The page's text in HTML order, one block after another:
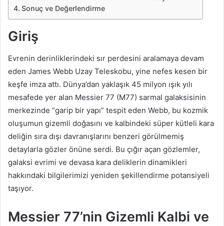
Sonuç ve Değerlendirme
Giriş
Evrenin derinliklerindeki sır perdesini aralamaya devam
eden James Webb Uzay Teleskobu, yine nefes kesen bir
keşfe imza attı. Dünya’dan yaklaşık 45 milyon ışık yılı
mesafede yer alan Messier 77 (M77) sarmal galaksisinin
merkezinde “garip bir yapı” tespit eden Webb, bu kozmik
oluşumun gizemli doğasını ve kalbindeki süper kütleli kara
deliğin sıra dışı davranışlarını benzeri görülmemiş
detaylarla gözler önüne serdi. Bu çığır açan gözlemler,
galaksi evrimi ve devasa kara deliklerin dinamikleri
hakkındaki bilgilerimizi yeniden şekillendirme potansiyeli
taşıyor.
Messier 77’nin Gizemli Kalbi ve